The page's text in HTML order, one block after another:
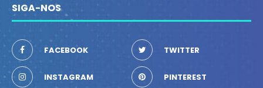
SIGA-NOS
FACEBOOK TWITTER
INSTAGRAM PINTEREST